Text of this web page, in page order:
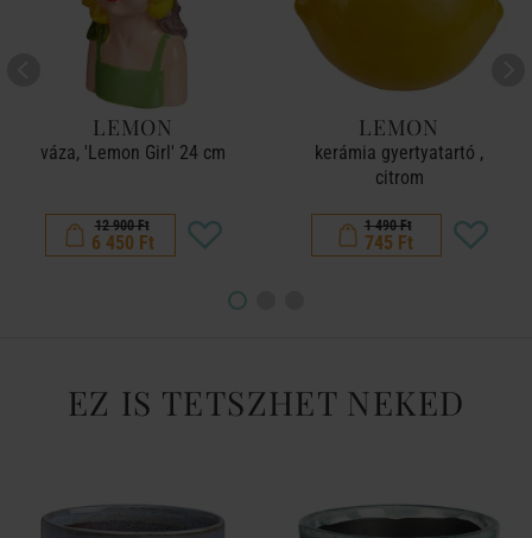
LEMON
váza, 'Lemon Girl' 24 cm
12 900 Ft
6 450 Ft
LEMON
kerámia gyertyatartó ,
citrom
1 490 Ft
745 Ft
EZ IS TETSZHET NEKED